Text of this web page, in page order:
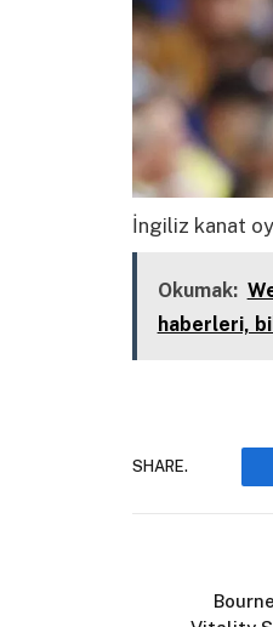
İngiliz kanat
Okumak:
haberleri,
SHARE.